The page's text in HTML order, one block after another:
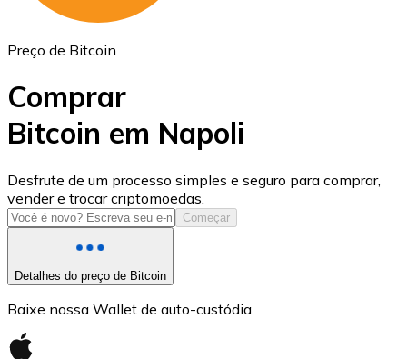
USD Coin
USDC
Preço de Bitcoin
Comprar
Bitcoin em Napoli
Desfrute de um processo simples e seguro para comprar,
vender e trocar criptomoedas.
Começar
Detalhes do preço de Bitcoin
Baixe nossa Wallet de auto-custódia